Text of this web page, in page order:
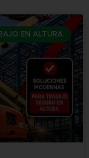
EN ALTURA